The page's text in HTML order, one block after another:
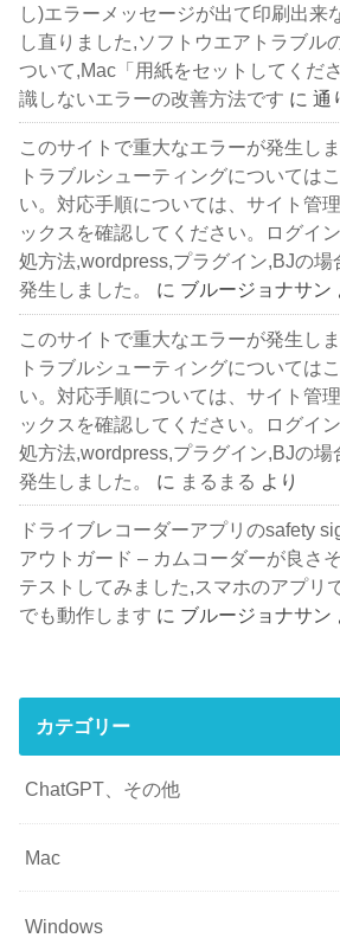
し)エラーメッセージが出て印刷出来
し直りました,ソフトウエアトラブル
ついて,Mac「用紙をセットしてくだ
識しないエラーの改善方法です に通
このサイトで重大なエラーが発生し
トラブルシューティングについては
い。対応手順については、サイト管
ックスを確認してください。ログイ
処方法,wordpress,プラグイン,BJの
発生しました。
に ブルージョナサン
このサイトで重大なエラーが発生し
トラブルシューティングについては
い。対応手順については、サイト管
ックスを確認してください。ログイ
処方法,wordpress,プラグイン,BJの
発生しました。
に まるまる より
ドライブレコーダーアプリのsafety
アウトガード – カムコーダーが良さ
テストしてみました,スマホのアプリ
でも動作します に ブルージョナサン
カテゴリー
ChatGPT、その他
Mac
Windows